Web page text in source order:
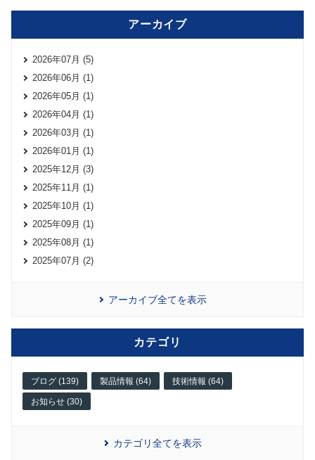
アーカイブ
2026年07月 (5)
2026年06月 (1)
2026年05月 (1)
2026年04月 (1)
2026年03月 (1)
2026年01月 (1)
2025年12月 (3)
2025年11月 (1)
2025年10月 (1)
2025年09月 (1)
2025年08月 (1)
2025年07月 (2)
アーカイブ全てを表示
カテゴリ
ブログ (139) 製品情報 (64) 技術情報 (64)
お知らせ (30)
カテゴリ全てを表示